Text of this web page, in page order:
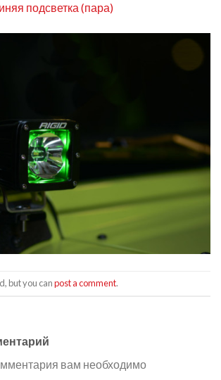
подсветка (пара)
but you canpost a comment.
вам необходимо